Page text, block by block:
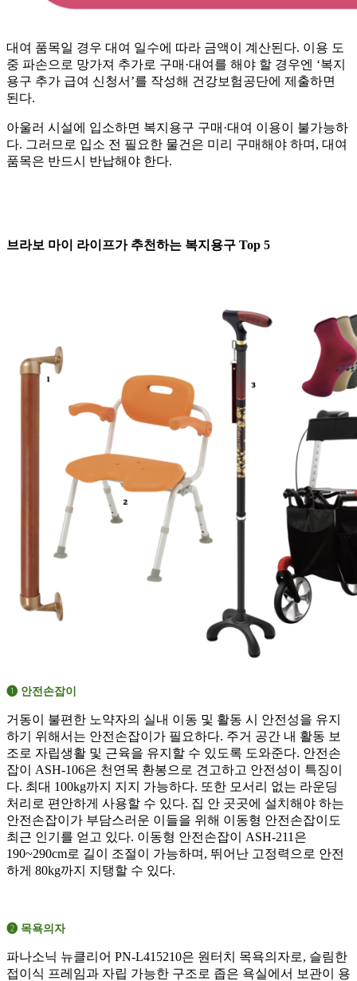
대여 품목일 경우 대여 일수에 따라 금액이 계산된다. 이용 도
중 파손으로 망가져 추가로 구매·대여를 해야 할 경우엔 ‘복지
용구 추가 급여 신청서’를 작성해 건강보험공단에 제출하면
된다.
아울러 시설에 입소하면 복지용구 구매·대여 이용이 불가능하
다. 그러므로 입소 전 필요한 물건은 미리 구매해야 하며, 대여
품목은 반드시 반납해야 한다.
브라보 마이 라이프가 추천하는 복지용구 Top 5
➊ 안전손잡이
거동이 불편한 노약자의 실내 이동 및 활동 시 안전성을 유지
하기 위해서는 안전손잡이가 필요하다. 주거 공간 내 활동 보
조로 자립생활 및 근육을 유지할 수 있도록 도와준다. 안전손
잡이 ASH-106은 천연목 환봉으로 견고하고 안전성이 특징이
다. 최대 100kg까지 지지 가능하다. 또한 모서리 없는 라운딩
처리로 편안하게 사용할 수 있다. 집 안 곳곳에 설치해야 하는
안전손잡이가 부담스러운 이들을 위해 이동형 안전손잡이도
최근 인기를 얻고 있다. 이동형 안전손잡이 ASH-211은
190~290cm로 길이 조절이 가능하며, 뛰어난 고정력으로 안전
하게 80kg까지 지탱할 수 있다.
➋ 목욕의자
파나소닉 뉴클리어 PN-L415210은 원터치 목욕의자로, 슬림한
접이식 프레임과 자립 가능한 구조로 좁은 욕실에서 보관이 용